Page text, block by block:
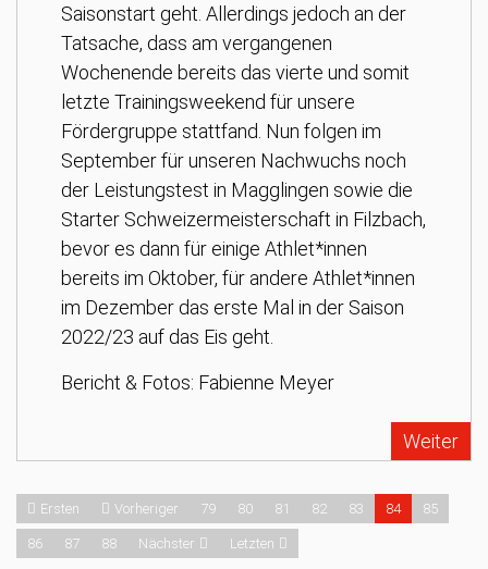
Saisonstart geht. Allerdings jedoch an der
Tatsache, dass am vergangenen
Wochenende bereits das vierte und somit
letzte Trainingsweekend für unsere
Fördergruppe stattfand. Nun folgen im
September für unseren Nachwuchs noch
der Leistungstest in Magglingen sowie die
Starter Schweizermeisterschaft in Filzbach,
bevor es dann für einige Athlet*innen
bereits im Oktober, für andere Athlet*innen
im Dezember das erste Mal in der Saison
2022/23 auf das Eis geht.
Bericht & Fotos: Fabienne Meyer
Weiter
Ersten Vorheriger 79 80 81 82 83 84 85
86 87 88 Nächster Letzten